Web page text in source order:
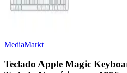
MediaMarkt
Teclado Apple Magic